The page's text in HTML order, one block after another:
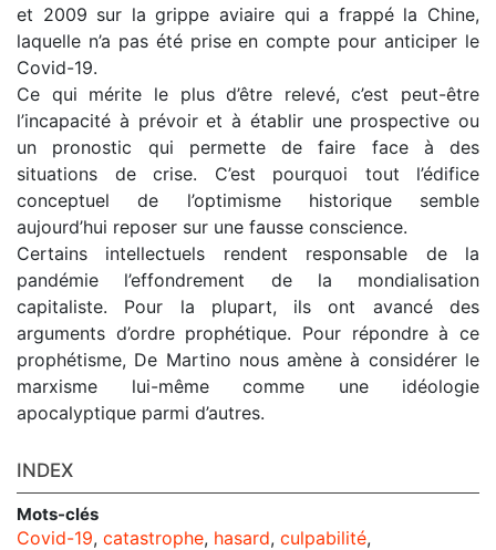
et 2009 sur la grippe aviaire qui a frappé la Chine,
laquelle n’a pas été prise en compte pour anticiper le
Covid-19.
Ce qui mérite le plus d’être relevé, c’est peut-être
l’incapacité à prévoir et à établir une prospective ou
un pronostic qui permette de faire face à des
situations de crise. C’est pourquoi tout l’édifice
conceptuel de l’optimisme historique semble
aujourd’hui reposer sur une fausse conscience.
Certains intellectuels rendent responsable de la
pandémie l’effondrement de la mondialisation
capitaliste. Pour la plupart, ils ont avancé des
arguments d’ordre prophétique. Pour répondre à ce
prophétisme, De Martino nous amène à considérer le
marxisme lui-même comme une idéologie
apocalyptique parmi d’autres.
INDEX
Mots-clés
Covid-19, catastrophe, hasard, culpabilité,